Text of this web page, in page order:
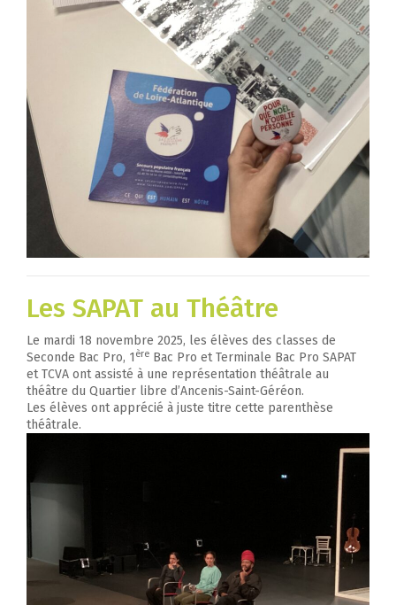
Les SAPAT au Théâtre
Le mardi 18 novembre 2025, les élèves des classes de
Seconde Bac Pro, 1 ère Bac Pro et Terminale Bac Pro SAPAT
et TCVA ont assisté à une représentation théâtrale au
théâtre du Quartier libre d’Ancenis-Saint-Géréon.
Les élèves ont apprécié à juste titre cette parenthèse
théâtrale.